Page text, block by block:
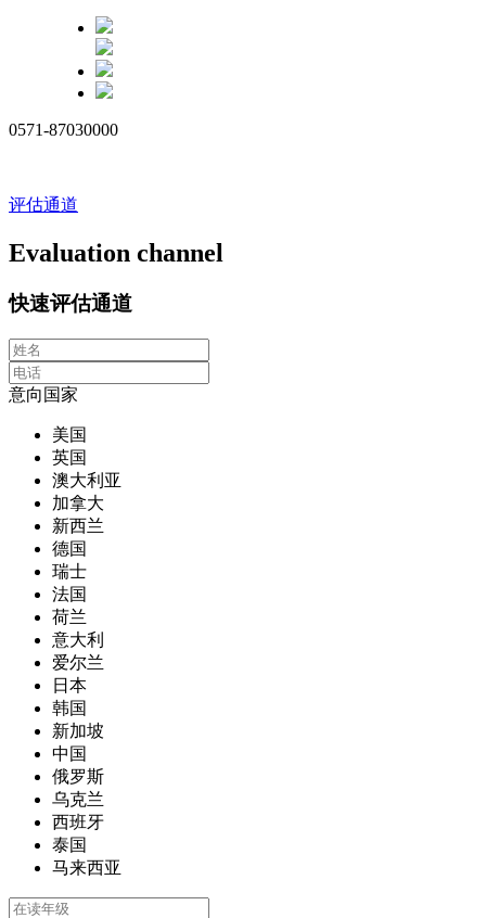
0571-87030000
评估通道
Evaluation channel
快速评估通道
意向国家
美国
英国
澳大利亚
加拿大
新西兰
德国
瑞士
法国
荷兰
意大利
爱尔兰
日本
韩国
新加坡
中国
俄罗斯
乌克兰
西班牙
泰国
马来西亚